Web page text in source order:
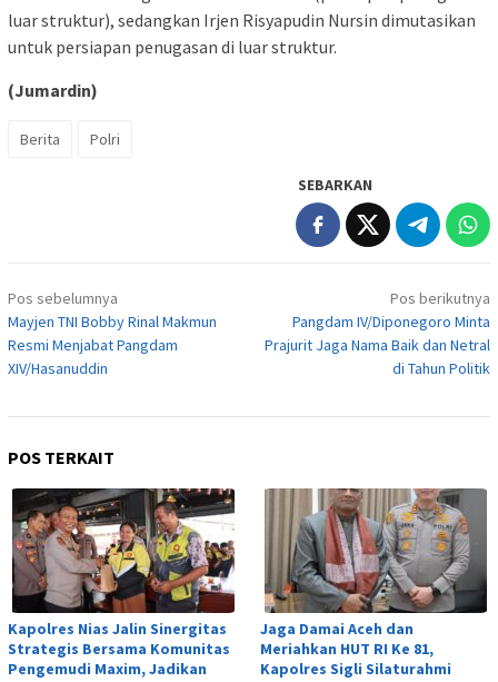
luar struktur), sedangkan Irjen Risyapudin Nursin dimutasikan
untuk persiapan penugasan di luar struktur.
(Jumardin)
Berita Polri
SEBARKAN
Navigasi
pos
Pos sebelumnya
Mayjen TNI Bobby Rinal Makmun
Resmi Menjabat Pangdam
XIV/Hasanuddin
Pos berikutnya
Pangdam IV/Diponegoro Minta
Prajurit Jaga Nama Baik dan Netral
di Tahun Politik
POS TERKAIT
Kapolres Nias Jalin Sinergitas
Strategis Bersama Komunitas
Pengemudi Maxim, Jadikan
Jaga Damai Aceh dan
Meriahkan HUT RI Ke 81,
Kapolres Sigli Silaturahmi